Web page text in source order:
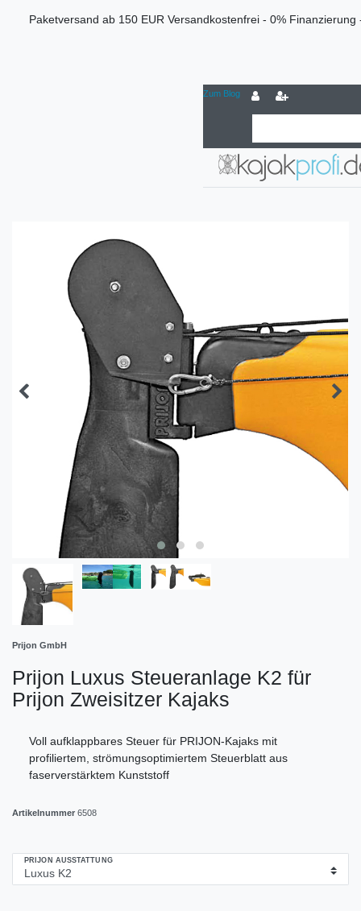
Paketversand ab 150 EUR Versandkostenfrei - 0%
Zum Blog
Prijon GmbH
Prijon Luxus Steueranlage K2 für
Prijon Zweisitzer Kajaks
Voll aufklappbares Steuer für PRIJON-Kajaks mit
profiliertem, strömungsoptimiertem Steuerblatt aus
faserverstärktem Kunststoff
Artikelnummer 6508
PRIJON AUSSTATTUNG